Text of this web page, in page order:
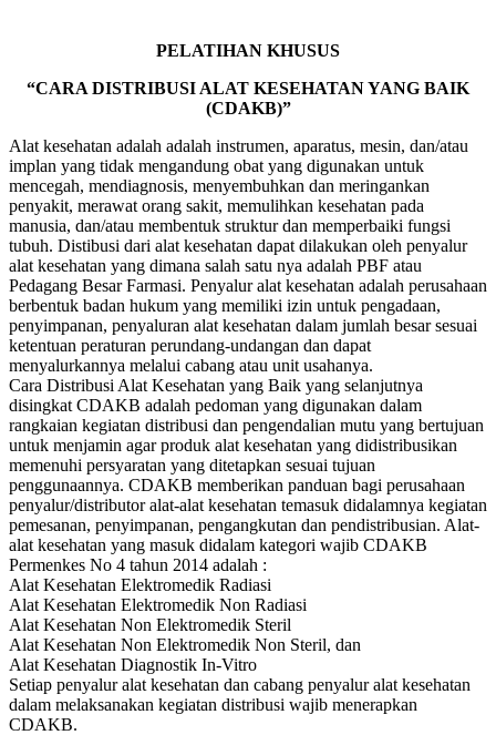
PELATIHAN KHUSUS
“CARA DISTRIBUSI ALAT KESEHATAN YANG BAIK
(CDAKB)”
Alat kesehatan adalah adalah instrumen, aparatus, mesin, dan/atau
implan yang tidak mengandung obat yang digunakan untuk
mencegah, mendiagnosis, menyembuhkan dan meringankan
penyakit, merawat orang sakit, memulihkan kesehatan pada
manusia, dan/atau membentuk struktur dan memperbaiki fungsi
tubuh. Distibusi dari alat kesehatan dapat dilakukan oleh penyalur
alat kesehatan yang dimana salah satu nya adalah PBF atau
Pedagang Besar Farmasi. Penyalur alat kesehatan adalah perusahaan
berbentuk badan hukum yang memiliki izin untuk pengadaan,
penyimpanan, penyaluran alat kesehatan dalam jumlah besar sesuai
ketentuan peraturan perundang-undangan dan dapat
menyalurkannya melalui cabang atau unit usahanya.
Cara Distribusi Alat Kesehatan yang Baik yang selanjutnya
disingkat CDAKB adalah pedoman yang digunakan dalam
rangkaian kegiatan distribusi dan pengendalian mutu yang bertujuan
untuk menjamin agar produk alat kesehatan yang didistribusikan
memenuhi persyaratan yang ditetapkan sesuai tujuan
penggunaannya. CDAKB memberikan panduan bagi perusahaan
penyalur/distributor alat-alat kesehatan temasuk didalamnya kegiatan
pemesanan, penyimpanan, pengangkutan dan pendistribusian. Alat-
alat kesehatan yang masuk didalam kategori wajib CDAKB
Permenkes No 4 tahun 2014 adalah :
Alat Kesehatan Elektromedik Radiasi
Alat Kesehatan Elektromedik Non Radiasi
Alat Kesehatan Non Elektromedik Steril
Alat Kesehatan Non Elektromedik Non Steril, dan
Alat Kesehatan Diagnostik In-Vitro
Setiap penyalur alat kesehatan dan cabang penyalur alat kesehatan
dalam melaksanakan kegiatan distribusi wajib menerapkan
CDAKB.